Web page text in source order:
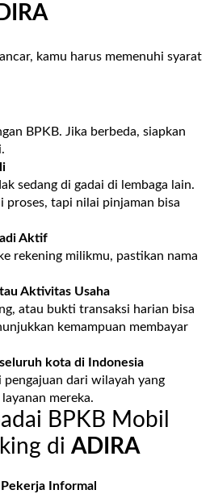
kamu harus memenuhi syarat
BPKB. Jika berbeda, siapkan
sedang di gadai di lembaga lain.
proses, tapi nilai pinjaman bisa
Aktif
rekening milikmu, pastikan nama
Aktivitas Usaha
atau bukti transaksi harian bisa
kemampuan membayar
kota di Indonesia
pengajuan dari wilayah yang
mereka.
BPKB Mobil
di ADIRA
Informal